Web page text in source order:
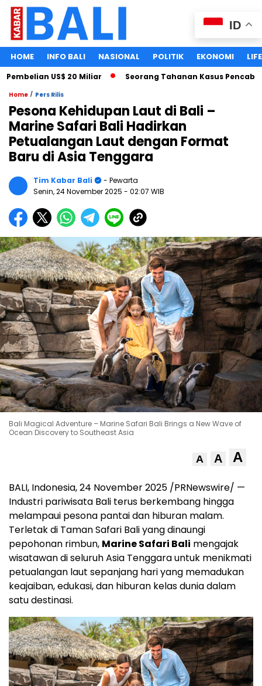
HOME INFO BALI NASIONAL POLITIK EKONOMI
US$ 20 Miliar Seorang Tahanan Kasus
Home / Pers Rilis
Pesona Kehidupan Laut di Bali –
Marine Safari Bali Hadirkan
Petualangan Laut dengan Format
Baru di Asia Tenggara
Tim Kabar Bali
- Pewarta
Senin, 24 November 2025 - 02:07 WIB
Bali Magical Adventure – Marine Safari Bali Brings a New Wave of
Ocean Discovery to Southeast Asia
A A A
BALI, Indonesia,24 November 2025 /PRNewswire/ —
Industri pariwisata Bali terus berkembang hingga
melampaui pesona pantai dan hiburan malam.
Terletak di Taman Safari Bali yang dinaungi
pepohonan rimbun, Marine Safari Bali mengajak
wisatawan di seluruhAsia Tenggarauntuk menikmati
petualangan laut sepanjang hari yang memadukan
keajaiban, edukasi, dan hiburan kelas dunia dalam
satu destinasi.
ID